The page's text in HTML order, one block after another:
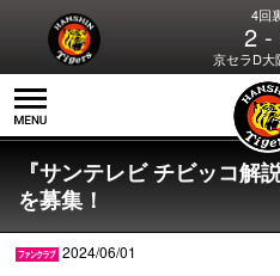
4回
2 -
京セラD大
『サンテレビ チビッコ解
を募集！
2024/06/01